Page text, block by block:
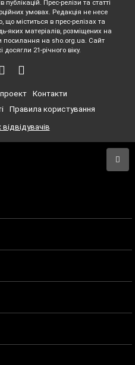
Прес-релізи та статті
умовах. Редакція не несе
що міститься в прес-релізах та
яких матеріалів, розміщених на
посилання на sho.org.ua. Сайт
21-річного віку.
Контакти
Правила користування